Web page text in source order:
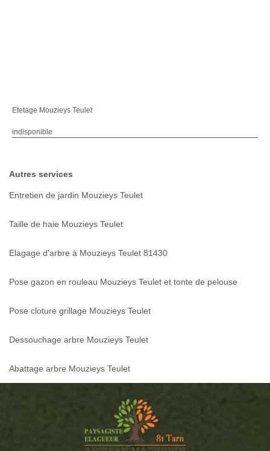
Etetage Mouzieys Teulet
indisponible
Autres services
Entretien de jardin Mouzieys Teulet
Taille de haie Mouzieys Teulet
Elagage d'arbre à Mouzieys Teulet 81430
Pose gazon en rouleau Mouzieys Teulet et tonte de pelouse
Pose cloture grillage Mouzieys Teulet
Dessouchage arbre Mouzieys Teulet
Abattage arbre Mouzieys Teulet